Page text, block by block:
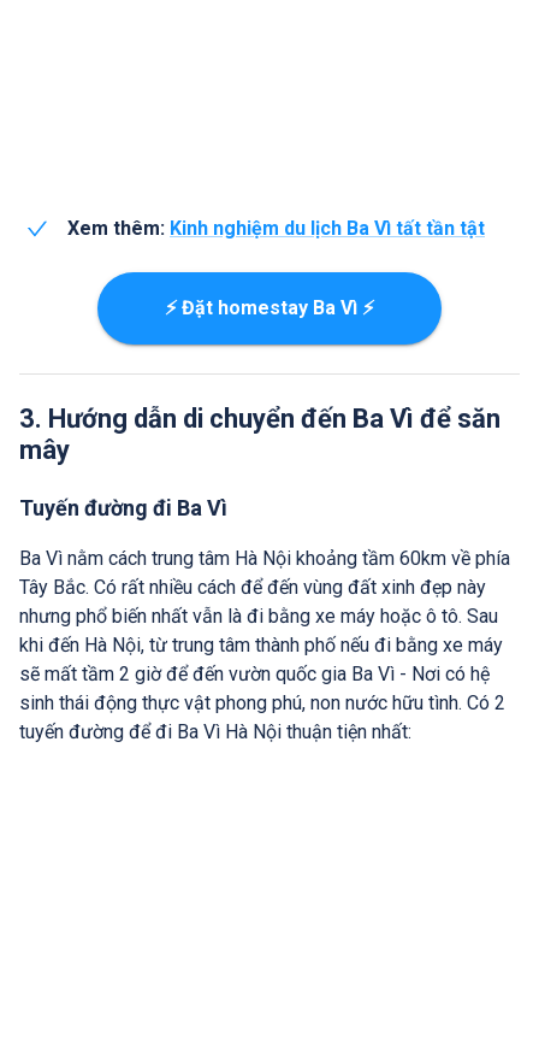
Xem thêm: Kinh nghiệm du lịch Ba Vì tất tần tật
⚡ Đặt homestay Ba Vì ⚡
3. Hướng dẫn di chuyển đến Ba Vì để săn
mây
Tuyến đường đi Ba Vì
Ba Vì nằm cách trung tâm Hà Nội khoảng tầm 60km về phía
Tây Bắc. Có rất nhiều cách để đến vùng đất xinh đẹp này
nhưng phổ biến nhất vẫn là đi bằng xe máy hoặc ô tô. Sau
khi đến Hà Nội, từ trung tâm thành phố nếu đi bằng xe máy
sẽ mất tầm 2 giờ để đến vườn quốc gia Ba Vì - Nơi có hệ
sinh thái động thực vật phong phú, non nước hữu tình. Có 2
tuyến đường để đi Ba Vì Hà Nội thuận tiện nhất: